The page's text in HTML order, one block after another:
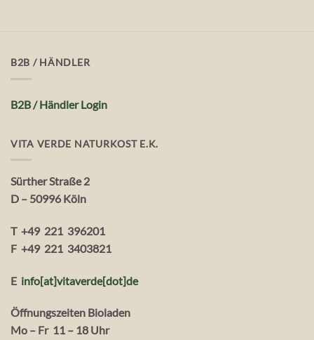
B2B / HÄNDLER
B2B / Händler Login
VITA VERDE NATURKOST E.K.
Sürther Straße 2
D – 50996 Köln
T +49 221 396201
F +49 221 3403821
E info[at]vitaverde[dot]de
Öffnungszeiten Bioladen
Mo – Fr 11 – 18 Uhr